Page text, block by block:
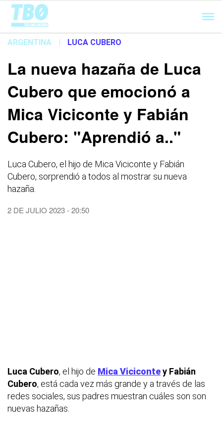
Cargando...
ARGENTINA | LUCA CUBERO
La nueva hazaña de Luca
Cubero que emocionó a
Mica Viciconte y Fabián
Cubero: "Aprendió a.."
Luca Cubero, el hijo de Mica Viciconte y Fabián
Cubero, sorprendió a todos al mostrar su nueva
hazaña.
2 DE JULIO 2023 - 20:50
Luca Cubero, el hijo de Mica Vicicontey Fabián
Cubero, está cada vez más grande y a través de las
redes sociales, sus padres muestran cuáles son son
nuevas hazañas.